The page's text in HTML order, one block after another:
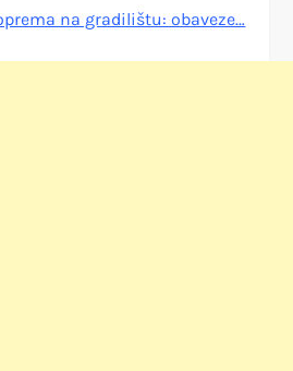
na gradilištu: obaveze…